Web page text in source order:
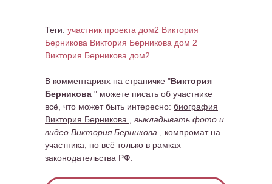
Теги: участник проекта дом2 Виктория
Берникова Виктория Берникова дом 2
Виктория Берникова дом2
В комментариях на страничке "Виктория
Берникова " можете писать об участнике
всё, что может быть интересно: биография
Виктория Берникова
выкладывать фото и
видео Виктория Берникова
, компромат на
участника, но всё только в рамках
законодательства РФ.